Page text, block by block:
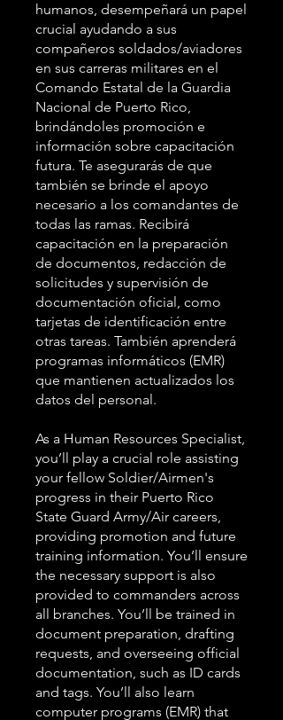
humanos, desempeñará un papel
crucial ayudando a sus
compañeros soldados/aviadores
en sus carreras militares en el
Comando Estatal de la Guardia
Nacional de Puerto Rico,
brindándoles promoción e
información sobre capacitación
futura. Te asegurarás de que
también se brinde el apoyo
necesario a los comandantes de
todas las ramas. Recibirá
capacitación en la preparación
de documentos, redacción de
solicitudes y supervisión de
documentación oficial, como
tarjetas de identificación entre
otras tareas. También aprenderá
programas informáticos (EMR)
que mantienen actualizados los
datos del personal.
As a Human Resources Specialist,
you’ll play a crucial role assisting
your fellow Soldier/Airmen's
progress in their Puerto Rico
State Guard Army/Air careers,
providing promotion and future
training information. You’ll ensure
the necessary support is also
provided to commanders across
all branches. You’ll be trained in
document preparation, drafting
requests, and overseeing official
documentation, such as ID cards
and tags. You’ll also learn
computer programs (EMR) that